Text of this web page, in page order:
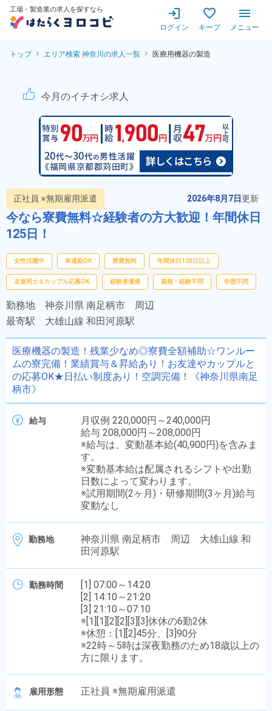
工場・製造業の求人を探すなら
ログイン キープ メニュー
トップ エリア検索 神奈川の求人一覧 医療用機器の製造
医療機器の製造！残業少な
今月のイチオシ求人
正社員 ※無期雇用派遣 2026年8月7日更新
今なら寮費無料☆経験者の方大歓迎！年間休日
125日！
女性活躍中 車通勤OK 寮費無料 年間休日120日以上
友達同士＆カップル応募OK 経験者優遇 資格・経験不問 学歴不問
勤務地 神奈川県 南足柄市 周辺
最寄駅 大雄山線 和田河原駅
医療機器の製造！残業少なめ◎寮費全額補助☆ワンルー
ムの寮完備！業績賞与＆昇給あり！お友達やカップルと
の応募OK★日払い制度あり！空調完備！《神奈川県南足
柄市》
給与
月収例 220,000円～240,000円
給与 208,000円～208,000円
※給与は、変動基本給(40,900円)を含みま
す。
※変動基本給は配属されるシフトや出勤
日数によって変わります。
※試用期間(2ヶ月)・研修期間(3ヶ月)給与
変動なし
勤務地
神奈川県 南足柄市 周辺 大雄山線 和
田河原駅
勤務時間
[1] 07:00～14:20
[2] 14:10～21:20
[3] 21:10～07:10
※[1][1][2][2][3][3]休休の6勤2休
※休憩：[1][2]45分、[3]90分
※22時～5時は深夜勤務のため18歳以上の
方に限ります。
雇用形態 正社員 ※無期雇用派遣